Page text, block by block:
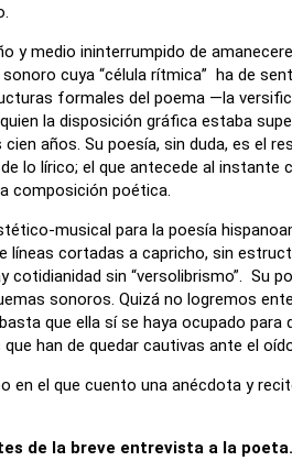
y medio ininterrumpido de
sonoro cuya “célula rítmica” ha de
formales del poema —la
la disposición gráfica estaba
años. Su poesía, sin duda, es el
lo lírico; el que antecede al instante
composición poética.
musical para la poesía
cortadas a capricho, sin
cotidianidad sin “versolibrismo”. Su
sonoros. Quizá no logremos
que ella sí se haya ocupado
han de quedar cautivas ante el
en el que cuento una anécdota y
de la breve entrevista a la poeta.